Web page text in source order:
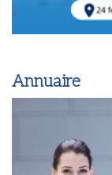
Annuaire